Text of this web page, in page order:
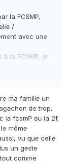
la FCSMP,
/
avec une
la FCSMP, je
de la
ne couvre que
Les
des
te protéger -
F3048
ma famille un
de trop.
la fcsmP ou la 2f,
même
vu que celle
un geste
comme